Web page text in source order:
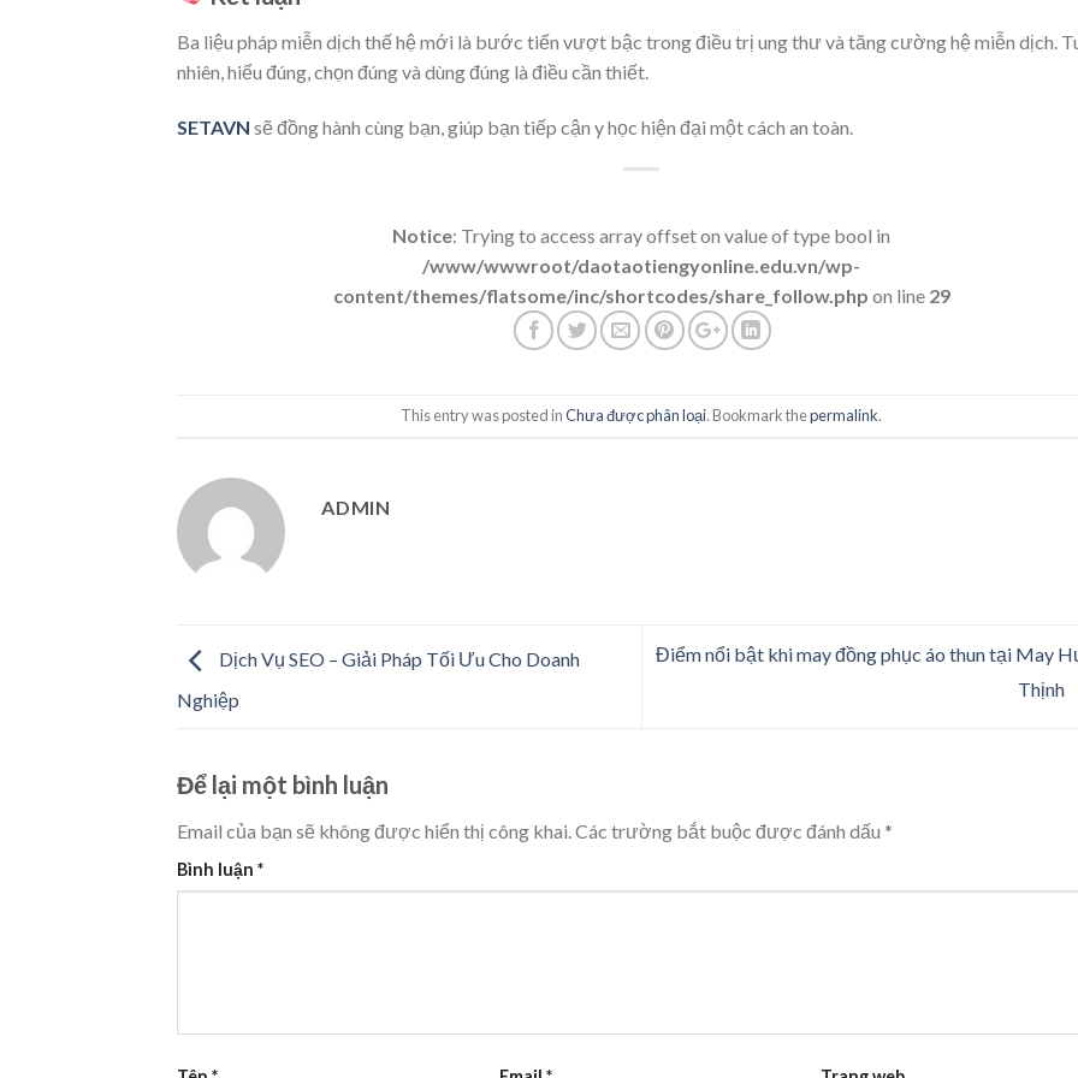
Ba liệu pháp miễn dịch thế hệ mới là bước tiến vượt bậc trong điều trị ung thư và tăng cường hệ miễn dịch.
nhiên, hiểu đúng, chọn đúng và dùng đúng là điều cần thiết.
SETAVN sẽ đồng hành cùng bạn, giúp bạn tiếp cận y học hiện đại một cách an toàn.
Notice: Trying to access array offset on value of type bool in
/www/wwwroot/daotaotiengyonline.edu.vn/wp-
content/themes/flatsome/inc/shortcodes/share_follow.php on line 29
This entry was posted inChưa được phân loại. Bookmark thepermalink.
ADMIN
Dịch Vụ SEO – Giải Pháp Tối Ưu Cho Doanh
Nghiệp
Điểm nổi bật khi may đồng phục áo thun tại May
Thịnh
Để lại một bình luận
Email của bạn sẽ không được hiển thị công khai.Các trường bắt buộc được đánh dấu *
Bình luận *